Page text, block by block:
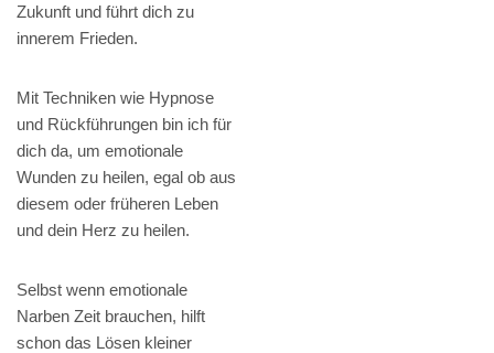
Zukunft und führt dich zu
innerem Frieden.
Mit Techniken wie Hypnose
und Rückführungen bin ich für
dich da, um emotionale
Wunden zu heilen, egal ob aus
diesem oder früheren Leben
und dein Herz zu heilen.
Selbst wenn emotionale
Narben Zeit brauchen, hilft
schon das Lösen kleiner